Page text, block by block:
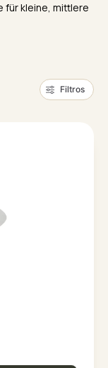
für kleine, mittlere
Filtros